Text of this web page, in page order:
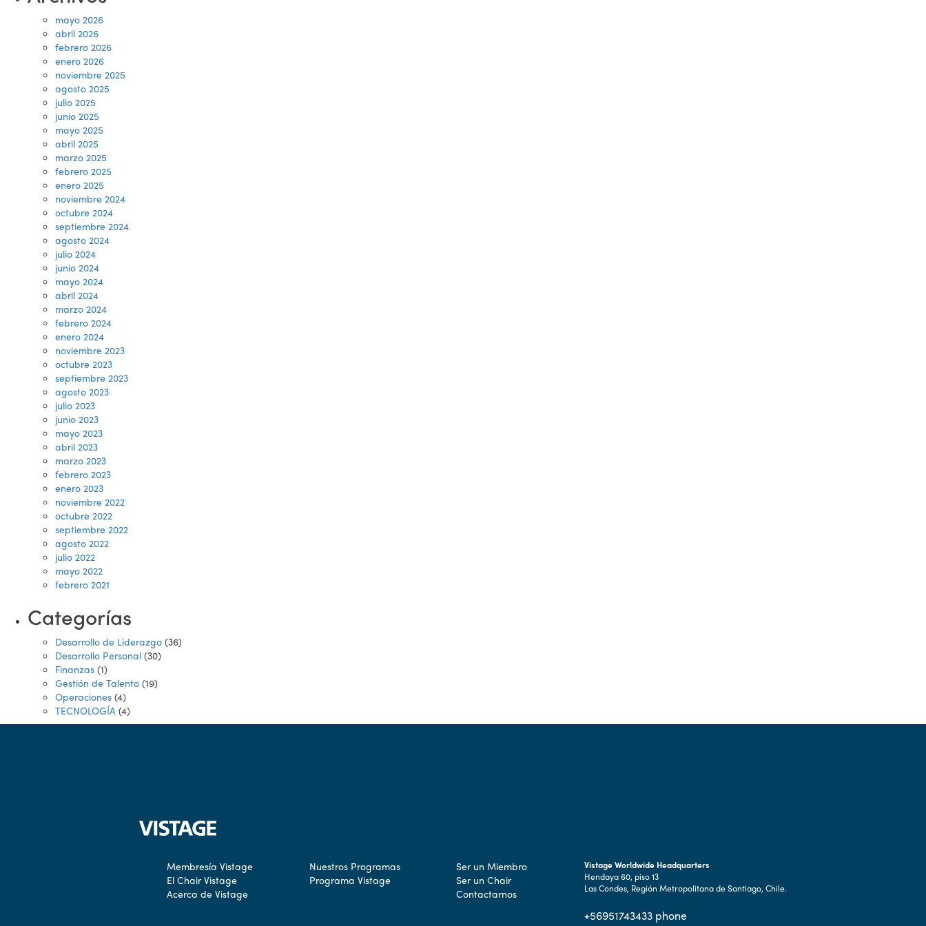
mayo 2026
abril 2026
febrero 2026
enero 2026
noviembre 2025
agosto 2025
julio 2025
junio 2025
mayo 2025
abril 2025
marzo 2025
febrero 2025
enero 2025
noviembre 2024
octubre 2024
septiembre 2024
agosto 2024
julio 2024
junio 2024
mayo 2024
abril 2024
marzo 2024
febrero 2024
enero 2024
noviembre 2023
octubre 2023
septiembre 2023
agosto 2023
julio 2023
junio 2023
mayo 2023
abril 2023
marzo 2023
febrero 2023
enero 2023
noviembre 2022
octubre 2022
septiembre 2022
agosto 2022
julio 2022
mayo 2022
febrero 2021
Categorías
Desarrollo de Liderazgo (36)
Desarrollo Personal (30)
Finanzas (1)
Gestión de Talento (19)
Operaciones (4)
TECNOLOGÍA (4)
Membresía Vistage
El Chair Vistage
Acerca de Vistage
Nuestros Programas
Programa Vistage
Ser un Miembro
Ser un Chair
Contactarnos
Vistage Worldwide Headquarters
Hendaya 60, piso 13
Las Condes, Región Metropolitana de Santiago, Chile.
+56951743433 phone